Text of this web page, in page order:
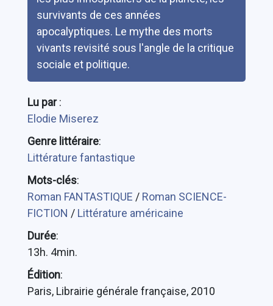
survivants de ces années
apocalyptiques. Le mythe des morts
vivants revisité sous l'angle de la critique
sociale et politique.
Lu par:
Elodie Miserez
Genre littéraire:
Littérature fantastique
Mots-clés:
Roman FANTASTIQUE / Roman SCIENCE-
FICTION / Littérature américaine
Durée:
13h. 4min.
Édition:
Paris, Librairie générale française, 2010